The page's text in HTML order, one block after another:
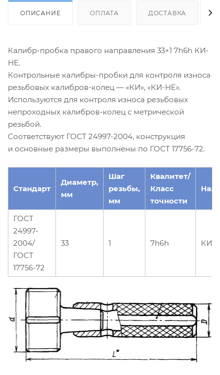
ОПИСАНИЕ ОПЛАТА ДОСТАВКА
Калибр-пробка правого направления 33×1 7h6h КИ-
НЕ.
Контрольные калибры-пробки для контроля износа
резьбовых калибров-колец — «КИ», «КИ-НЕ».
Используются для контроля износа резьбовых
непроходных калибров-колец с метрической
резьбой.
Соответствуют ГОСТ 24997-2004, конструкция
и основные размеры выполнены по ГОСТ 17756-72.
Стандарт
Диаметр,
мм
Шаг
резьбы,
мм
Квалитет/
Класс
точности
ГОСТ
24997-
2004/
ГОСТ
17756-72
33 1 7h6h КИ-